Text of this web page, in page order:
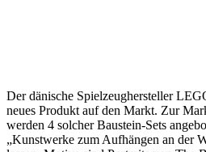
Der dänische Spielzeughersteller
neues Produkt auf den Markt. Zur
werden 4 solcher Baustein-Sets
„Kunstwerke zum Aufhängen an der